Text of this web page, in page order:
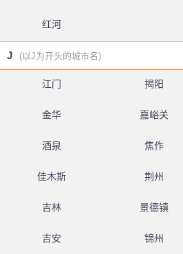
红河
J (以J为开头的城市名)
江门 揭阳
金华 嘉峪关
酒泉 焦作
佳木斯 荆州
吉林 景德镇
吉安 锦州